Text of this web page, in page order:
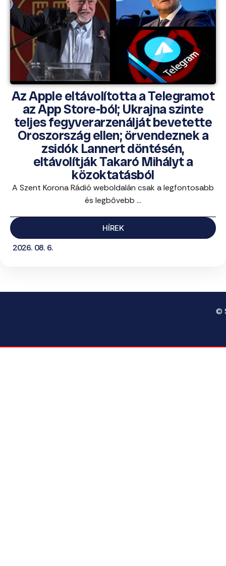
Az Apple eltávolította a Telegramot
az App Store-ból; Ukrajna szinte
teljes fegyverarzenálját bevetette
Oroszország ellen; örvendeznek a
zsidók Lannert döntésén,
eltávolítják Takaró Mihályt a
közoktatásból
A Szent Korona Rádió weboldalán csak a legfontosabb
és legbővebb ...
HÍREK
2026. 08. 6.
©